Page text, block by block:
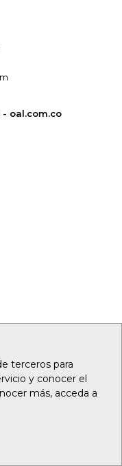
terceros para
y conocer el
más, acceda a
oal.com.co